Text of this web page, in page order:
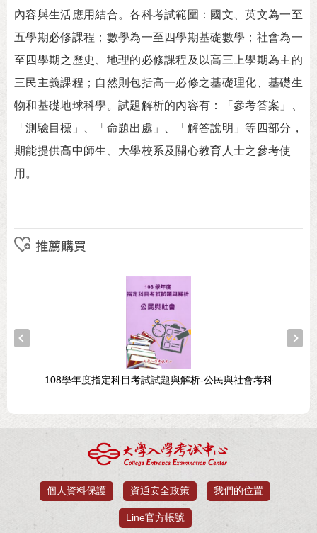
內容與生活應用結合。各科考試範圍：國文、英文為一至
五學期必修課程；數學為一至四學期基礎數學；社會為一
至四學期之歷史、地理的必修課程及以高三上學期為主的
三民主義課程；自然則包括高一必修之基礎理化、基礎生
物和基礎地球科學。試題解析的內容有：「參考答案」、
「測驗目標」、「命題出處」、「解答說明」等四部分，
期能提供高中師生、大學校系及關心教育人士之參考使
用。
推薦購買
108學年度指定科目考試試題與解析-公民與社會考科
個人資料保護 資通安全政策 我們的位置
Line官方帳號